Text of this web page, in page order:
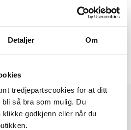
Detaljer Om
tredjepartscookies for at ditt
så bra som mulig. Du
godkjenn eller når du